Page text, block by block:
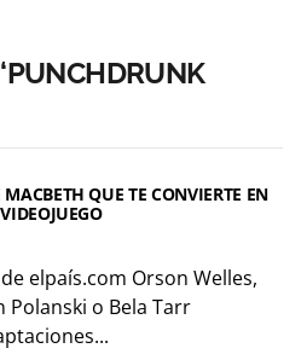
QUE TE CONVIERTE EN
elpaís.com Orson Welles,
Polanski o Bela Tarr